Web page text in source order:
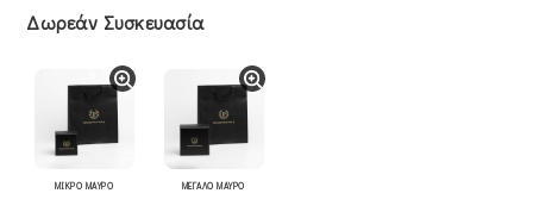
Δωρεάν Συσκευασία
ΜΙΚΡΟ ΜΑΥΡΟ ΜΕΓΑΛΟ ΜΑΥΡΟ